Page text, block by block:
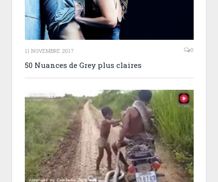
11 NOVEMBRE 2017 0
50 Nuances de Grey plus claires